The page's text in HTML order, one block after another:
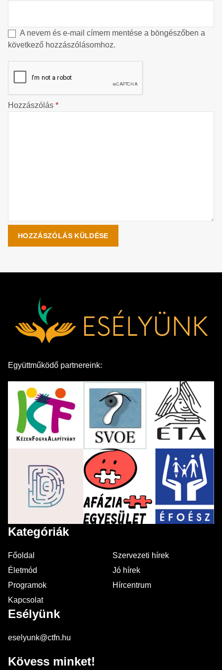
A nevem és e-mail címem mentése a böngészőben a
következő hozzászólásomhoz.
Hozzászólás *
Együttműködő partnereink:
Kategóriák
Főoldal
Szervezeti hírek
Életmód
Jó hírek
Programok
Hírcentrum
Kapcsolat
Esélyünk
eselyunk@ctfn.hu
Kövess minket!